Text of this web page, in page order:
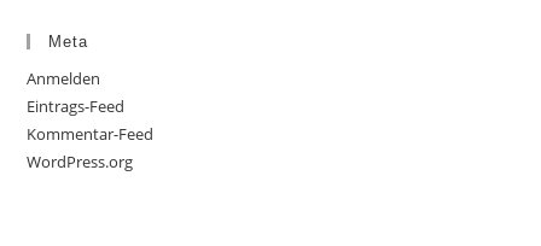
Meta
Anmelden
Eintrags-Feed
Kommentar-Feed
WordPress.org